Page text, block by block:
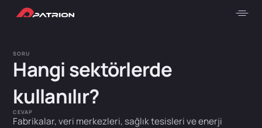
SORU
Hangi sektörlerde
kullanılır?
CEVAP
Fabrikalar, veri merkezleri, sağlık tesisleri ve enerji